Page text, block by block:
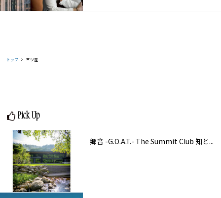
トップ 三ツ星
Pick Up
郷音 -G.O.A.T.- The Summit Club 知と...